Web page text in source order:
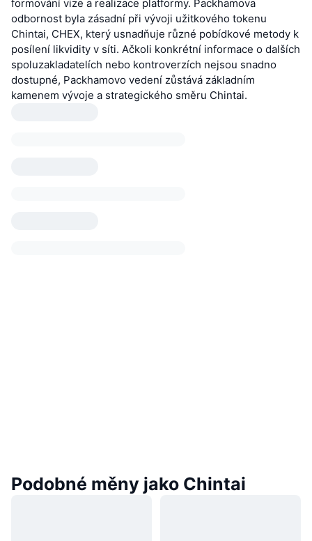
formování vize a realizace platformy. Packhamova
odbornost byla zásadní při vývoji užitkového tokenu
Chintai, CHEX, který usnadňuje různé pobídkové metody k
posílení likvidity v síti. Ačkoli konkrétní informace o dalších
spoluzakladatelích nebo kontroverzích nejsou snadno
dostupné, Packhamovo vedení zůstává základním
kamenem vývoje a strategického směru Chintai.
Podobné měny jako Chintai